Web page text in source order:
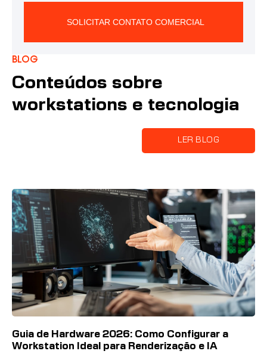
SOLICITAR CONTATO COMERCIAL
Blog
Conteúdos sobre
workstations e tecnologia
LER BLOG
Guia de Hardware 2026: Como Configurar a
Workstation Ideal para Renderização e IA